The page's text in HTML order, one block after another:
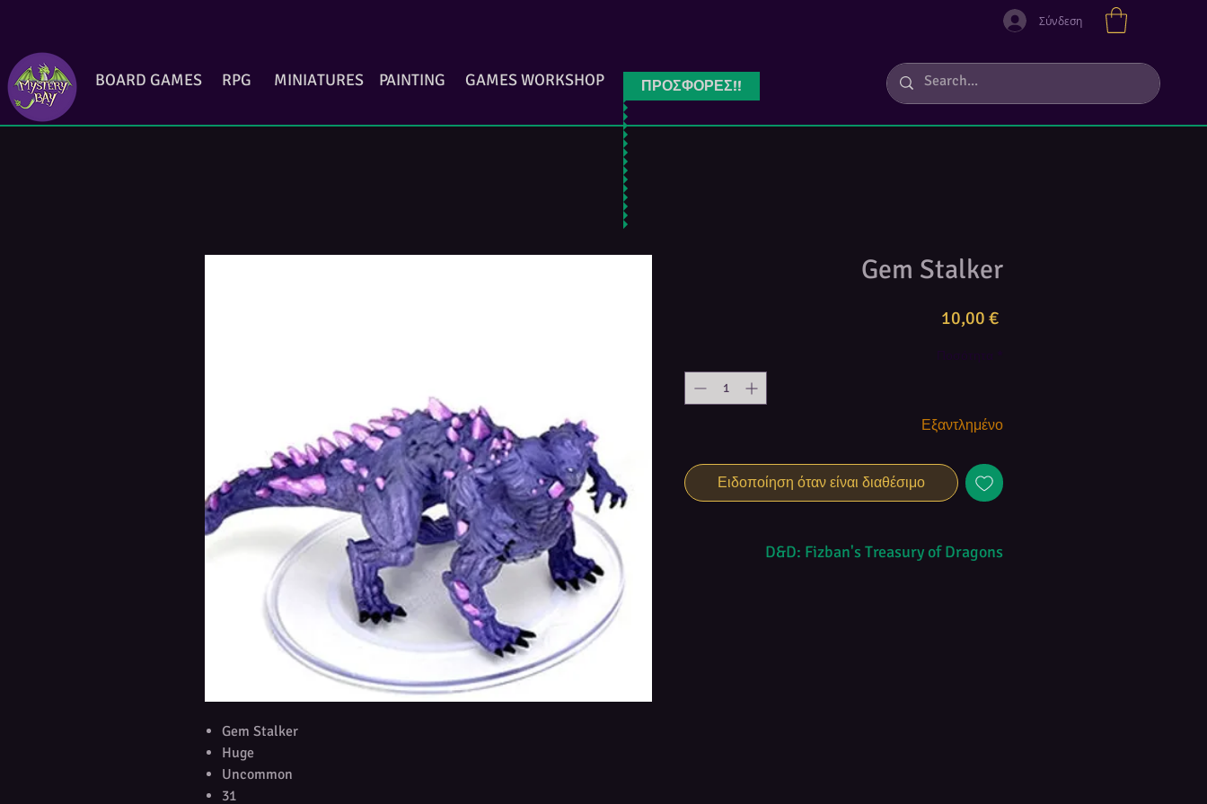
Σύνδεση
BOARD GAMES RPG MINIATURES PAINTING GAMES WORKSHOP ΠΡΟΣΦΟΡΕΣ!!
Gem Stalker
Huge
Uncommon
31
Gem Stalker
10,00 €Τιμή
Εξαντλημένο
Ειδοποίηση όταν είναι διαθέσιμο
D&D: Fizban's Treasury of Dragons